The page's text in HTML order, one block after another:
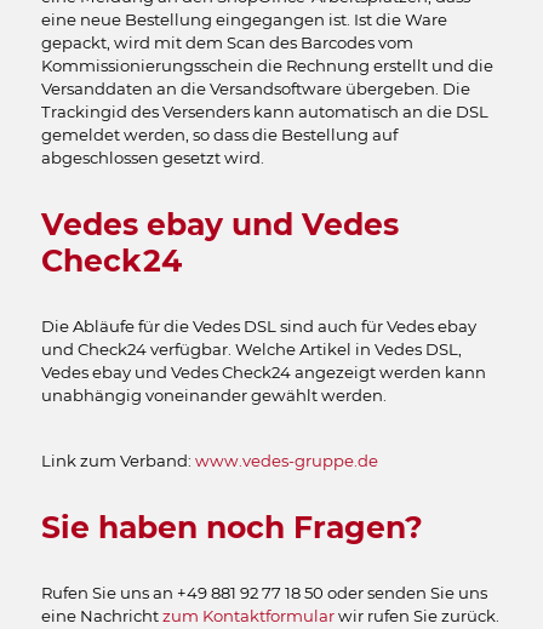
eine neue Bestellung eingegangen ist. Ist die Ware
gepackt, wird mit dem Scan des Barcodes vom
Kommissionierungsschein die Rechnung erstellt und die
Versanddaten an die Versandsoftware übergeben. Die
Trackingid des Versenders kann automatisch an die DSL
gemeldet werden, so dass die Bestellung auf
abgeschlossen gesetzt wird.
Vedes ebay und Vedes
Check24
Die Abläufe für die Vedes DSL sind auch für Vedes ebay
und Check24 verfügbar. Welche Artikel in Vedes DSL,
Vedes ebay und Vedes Check24 angezeigt werden kann
unabhängig voneinander gewählt werden.
Link zum Verband: www.vedes-gruppe.de
Sie haben noch Fragen?
Rufen Sie uns an +49 881 92 77 18 50 oder senden Sie uns
eine Nachrichtzum Kontaktformularwir rufen Sie zurück.